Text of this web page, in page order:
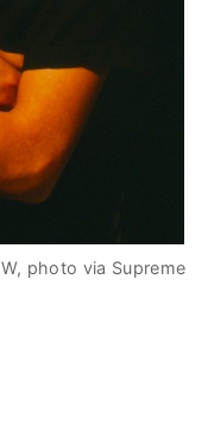
photo via Supreme